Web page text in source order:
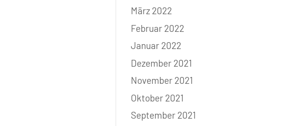
März 2022
Februar 2022
Januar 2022
Dezember 2021
November 2021
Oktober 2021
September 2021